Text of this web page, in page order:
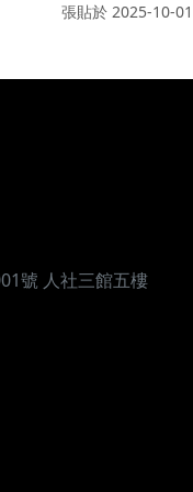
張貼於 2025-10-01
學音樂研究所
號 人社三館五樓